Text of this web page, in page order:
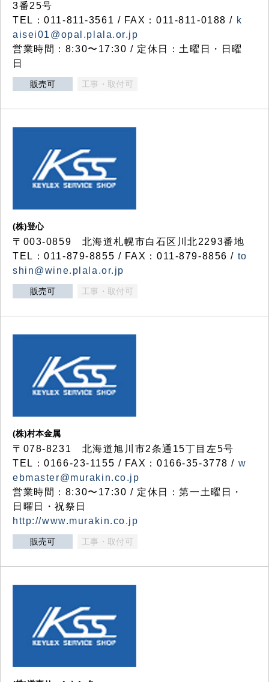
3番25号
TEL：011-811-3561 / FAX：011-811-0188 / k
aisei01@opal.plala.or.jp
営業時間：8:30〜17:30 / 定休日：土曜日・日曜
日
販売可 工事・取付可
(株)登心
〒003-0859 北海道札幌市白石区川北2293番地
TEL：011-879-8855 / FAX：011-879-8856 / to
shin@wine.plala.or.jp
販売可 工事・取付可
(株)村本金属
〒078-8231 北海道旭川市2条通15丁目左5号
TEL：0166-23-1155 / FAX：0166-35-3778 / w
ebmaster@murakin.co.jp
営業時間：8:30〜17:30 / 定休日：第一土曜日・
日曜日・祝祭日
http://www.murakin.co.jp
販売可 工事・取付可